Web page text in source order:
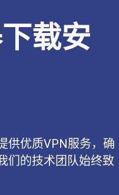
载安
供优质VPN服务，确
们的技术团队始终致